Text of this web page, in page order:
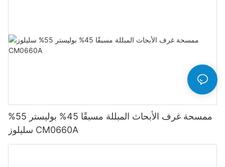
ممسحة غرف الأبحاث المبللة مسبقًا 45% بوليستر 55%
سليلوز CM0660A